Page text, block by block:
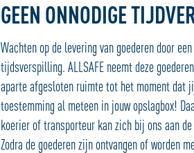
GEEN ONNODIGE
Wachten op de levering van goederen door
tijdsverspilling. ALLSAFE neemt deze
aparte afgesloten ruimte tot het moment dat
toestemming al meteen in jouw opslagbox!
koerier of transporteur kan zich bij ons aan
Zodra de goederen zijn ontvangen of worden